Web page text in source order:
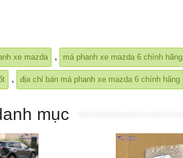
xe mazda , má phanh xe mazda 6 chính hãng
, địa chỉ bán má phanh xe mazda 6 chính hãng
mục